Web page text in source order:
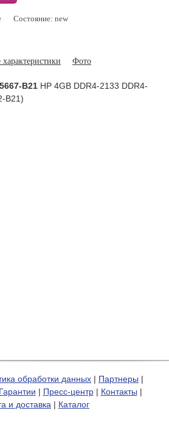
Состояние: new
Фото
B21 HP 4GB DDR4-2133 DDR4-
B21)
обработки данных | Партнеры |
Гарантии | Пресс-центр| Контакты |
и доставка | Каталог